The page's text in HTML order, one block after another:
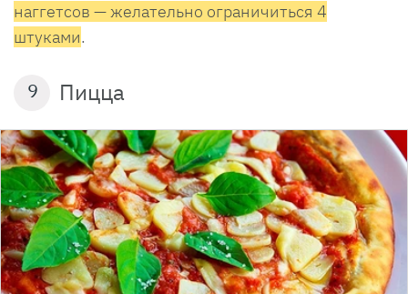
наггетсов — желательно ограничиться 4
штуками.
9 Пицца